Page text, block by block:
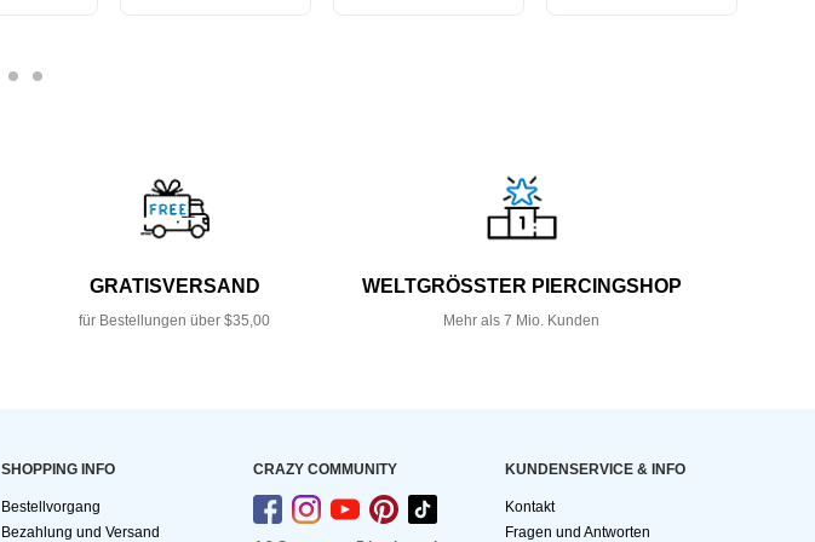
GRATISVERSAND
für Bestellungen über $35,00
WELTGRÖSSTER PIERCINGSHOP
Mehr als 7 Mio. Kunden
SHOPPING INFO
Bestellvorgang
Bezahlung und Versand
CRAZY COMMUNITY KUNDEN­SERVICE & INFO
Kontakt
Fragen und Antworten